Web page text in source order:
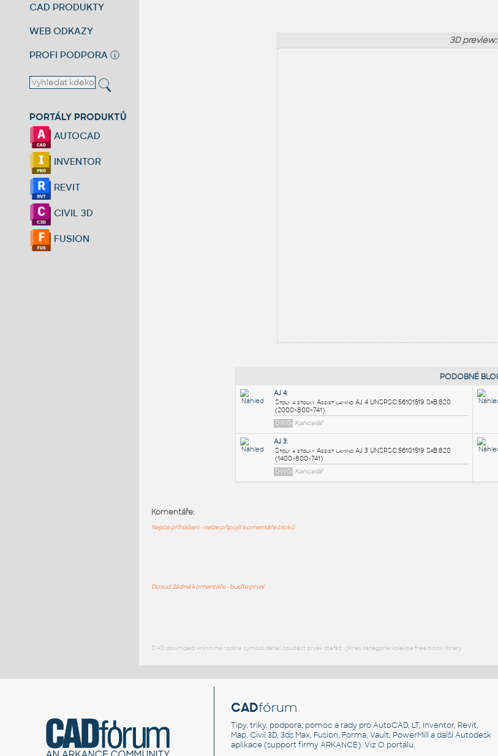
CAD PRODUKTY
WEB ODKAZY
PROFI PODPORA ⓘ
PORTÁLY PRODUKTŮ
AUTOCAD
INVENTOR
REVIT
CIVIL 3D
FUSION
3D preview:
(1400×800×741)
Komentáře:
Nejste přihlášeni - nelze připojit komentáře bloků
Dosud žádné komentáře - buďte první
CAD download: knihovna rodina symbol detail součást prvek stafáž výkres kategorie kolekce free block library
CADfórum
Tipy, triky, podpora, pomoc a rady pro AutoCAD, LT, Inventor, Revit,
Map, Civil 3D, 3ds Max, Fusion, Forma, Vault, PowerMill a další Autodesk
aplikace (support firmy ARKANCE). VizO portálu.